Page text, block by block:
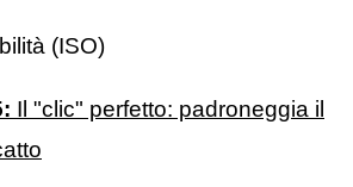
(ISO)
Il "clic" perfetto: padroneggia il